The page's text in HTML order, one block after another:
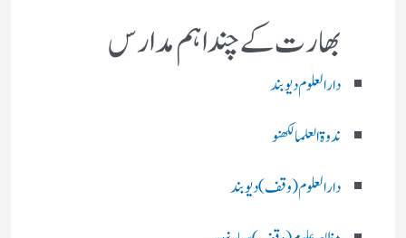
بھارت کے چند اہم مدارس
دارالعلوم دیوبند
ندوۃالعلما لکھنو
دارالعلوم (وقف)دیوبند